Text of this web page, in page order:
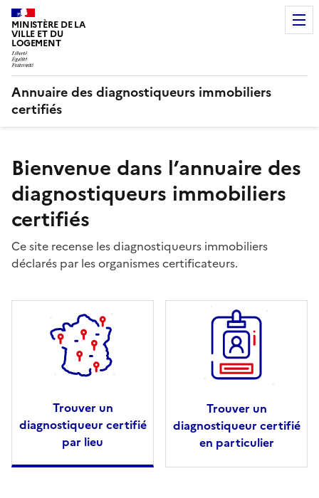
MINISTÈRE DE LA
VILLE ET DU
LOGEMENT
Annuaire des diagnostiqueurs immobiliers
certifiés
Bienvenue dans l’annuaire des
diagnostiqueurs immobiliers
certifiés
Ce site recense les diagnostiqueurs immobiliers
déclarés par les organismes certificateurs.
Trouver un
diagnostiqueur certifié
par lieu
Trouver un
diagnostiqueur certifié
en particulier